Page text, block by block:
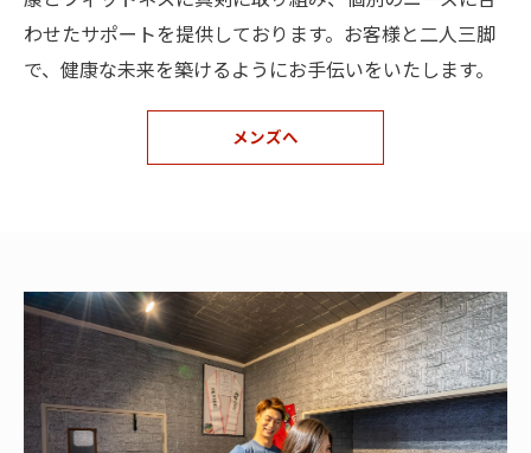
わせたサポートを提供しております。お客様と二人三脚
で、健康な未来を築けるようにお手伝いをいたします。
メンズへ